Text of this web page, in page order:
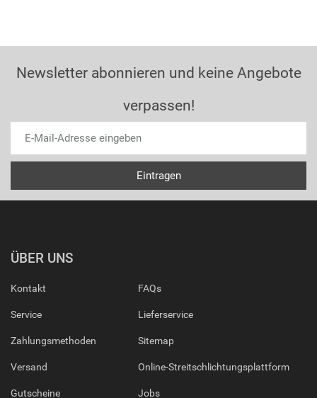
Newsletter abonnieren und keine Angebote
verpassen!
ÜBER UNS
Kontakt
Service
Zahlungsmethoden
Versand
Gutscheine
FAQs
Lieferservice
Sitemap
Online-Streitschlichtungsplattform
Jobs